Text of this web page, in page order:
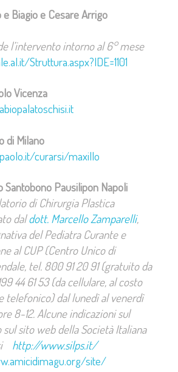
e Biagio e Cesare Arrigo
l’intervento intorno al 6° mese
Struttura.aspx?IDE=1101
Vicenza
di Milano
curarsi/maxillo
Santobono Pausilipon Napoli
di Chirurgia Plastica
daldott. Marcello Zamparelli,
del Pediatra Curante e
al CUP (Centro Unico di
tel. 800 91 20 91 (gratuito da
44 61 53(da cellulare, al costo
telefonico) dal lunedì al venerdì
8-12. Alcune indicazioni sul
sito web della Società Italiana
http://www.silps.it/
site/